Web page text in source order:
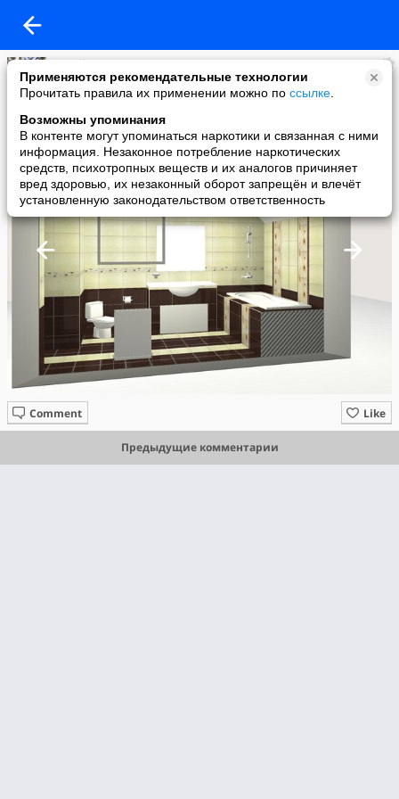
Применяются рекомендательные технологии
Прочитать правила их применении можно по ссылке
Возможны упоминания
В контенте могут упоминаться наркотики и связанная с ними
информация. Незаконное потребление наркотических
средств, психотропных веществ и их аналогов причиняет
вред здоровью, их незаконный оборот запрещён и влечёт
установленную законодательством ответственность
umnikov.ru
added a photo
16 Nov в 09:37
Like
Comment
Предыдущие комментарии